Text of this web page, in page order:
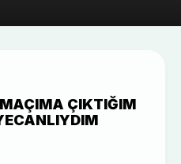
ÇIKTIĞIM